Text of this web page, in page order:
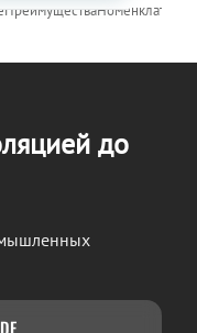
ПреимуществаНоменклатура
до